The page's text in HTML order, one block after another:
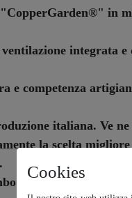
in
integrata
e competenza
italiana. Ve
la scelta
e senza prodotti di
Cookies